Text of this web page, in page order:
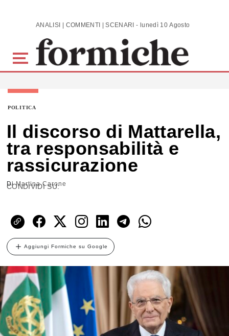
Skip to main content ANALISI | COMMENTI | SCENARI - lunedì 10 Agosto 2026
POLITICA
Il discorso di Mattarella,
tra responsabilità e
rassicurazione
DiMartina Carone
CONDIVIDI SU:
Aggiungi Formiche su Google